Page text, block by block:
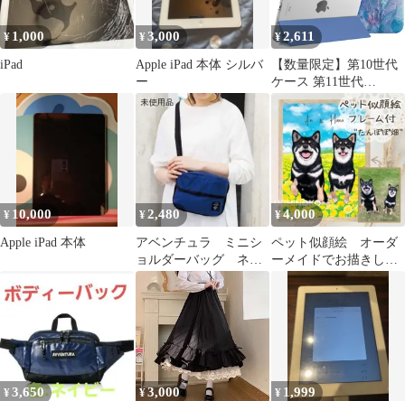
¥ 1,000
iPad
¥3,000
Apple iPad 本体 シルバ
ー
¥2,611
【数量限定】第10世代
ケース 第11世代
2025/2022 11インチ
Dadanism 11gen
A16/10thgen 10.9インチ
2025年新モデル アイパ
ッド用 タブレットケー
ス オートスリープ iPad
三つ折り スタンド
PU+PC 耐久
¥ 10,000
Apple iPad 本体
¥2,480
アベンチュラ ミニシ
ョルダーバッグ ネイ
ビー 男女兼用 サコ
ッシュ 斜めがけ
¥4,000
ペット似顔絵 オーダ
ーメイドでお描きしま
す フレーム付き 2L
サイズ
¥ 3,650 ¥3,000 ¥ 1,999